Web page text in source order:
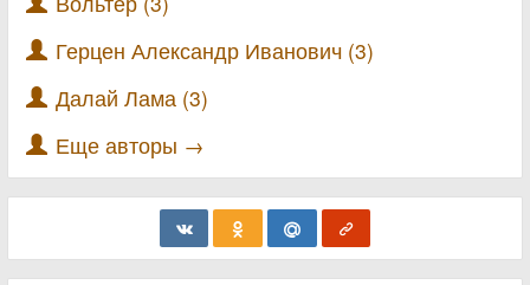
Герцен Александр Иванович (3)
Далай Лама (3)
Еще авторы →